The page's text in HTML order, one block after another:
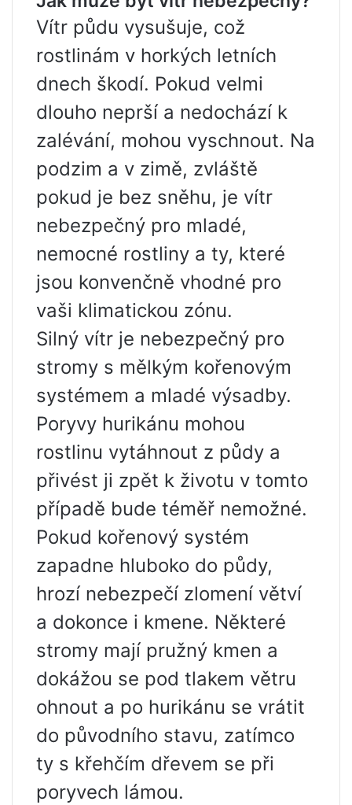
Vítr půdu vysušuje, což
rostlinám v horkých letních
dnech škodí. Pokud velmi
dlouho neprší a nedochází k
zalévání, mohou vyschnout. Na
podzim a v zimě, zvláště
pokud je bez sněhu, je vítr
nebezpečný pro mladé,
nemocné rostliny a ty, které
jsou konvenčně vhodné pro
vaši klimatickou zónu.
Silný vítr je nebezpečný pro
stromy s mělkým kořenovým
systémem a mladé výsadby.
Poryvy hurikánu mohou
rostlinu vytáhnout z půdy a
přivést ji zpět k životu v tomto
případě bude téměř nemožné.
Pokud kořenový systém
zapadne hluboko do půdy,
hrozí nebezpečí zlomení větví
a dokonce i kmene. Některé
stromy mají pružný kmen a
dokážou se pod tlakem větru
ohnout a po hurikánu se vrátit
do původního stavu, zatímco
ty s křehčím dřevem se při
poryvech lámou.